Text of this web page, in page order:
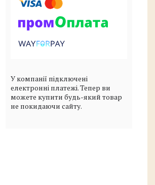
У компанії підключені
електронні платежі. Тепер ви
можете купити будь-який товар
не покидаючи сайту.